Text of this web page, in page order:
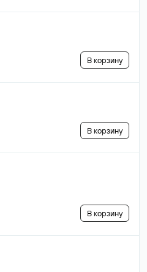
В корзину
В корзину
В корзину